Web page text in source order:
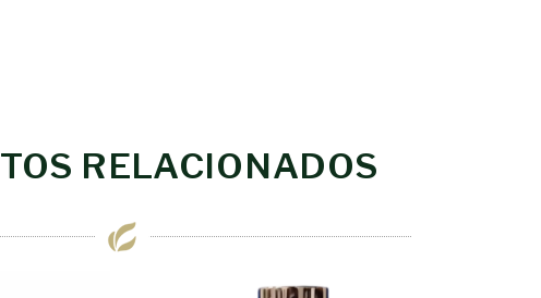
RELACIONADOS